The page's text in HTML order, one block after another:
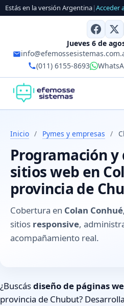
Estás en la versión Argentina|Acceder
Jueves 6 de
(011) 6155-8693
Inicio / Pymes y empresas /
Programación
sitios web en
provincia de
Cobertura en Colan
sitios responsive,
acompañamiento real.
¿Buscásdiseño de páginas
provincia de Chubut?